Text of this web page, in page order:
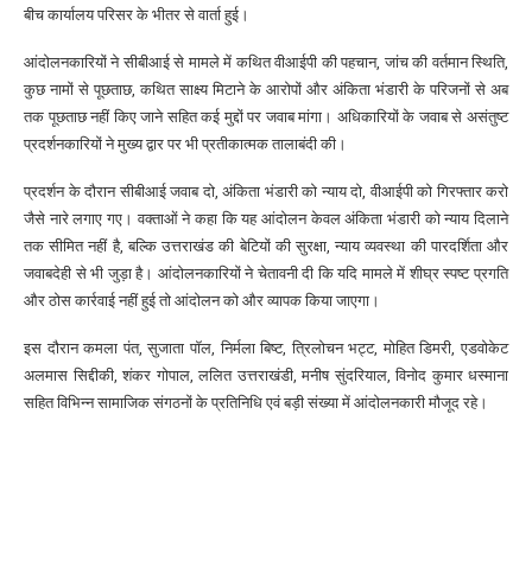
बीच कार्यालय परिसर के भीतर से वार्ता हुई।
आंदोलनकारियों ने सीबीआई से मामले में कथित वीआईपी की पहचान, जांच की वर्तमान स्थिति,
कुछ नामों से पूछताछ, कथित साक्ष्य मिटाने के आरोपों और अंकिता भंडारी के परिजनों से अब
तक पूछताछ नहीं किए जाने सहित कई मुद्दों पर जवाब मांगा। अधिकारियों के जवाब से असंतुष्ट
प्रदर्शनकारियों ने मुख्य द्वार पर भी प्रतीकात्मक तालाबंदी की।
प्रदर्शन के दौरान सीबीआई जवाब दो, अंकिता भंडारी को न्याय दो, वीआईपी को गिरफ्तार करो
जैसे नारे लगाए गए। वक्ताओं ने कहा कि यह आंदोलन केवल अंकिता भंडारी को न्याय दिलाने
तक सीमित नहीं है, बल्कि उत्तराखंड की बेटियों की सुरक्षा, न्याय व्यवस्था की पारदर्शिता और
जवाबदेही से भी जुड़ा है। आंदोलनकारियों ने चेतावनी दी कि यदि मामले में शीघ्र स्पष्ट प्रगति
और ठोस कार्रवाई नहीं हुई तो आंदोलन को और व्यापक किया जाएगा।
इस दौरान कमला पंत, सुजाता पॉल, निर्मला बिष्ट, त्रिलोचन भट्ट, मोहित डिमरी, एडवोकेट
अलमास सिद्दीकी, शंकर गोपाल, ललित उत्तराखंडी, मनीष सुंदरियाल, विनोद कुमार धस्माना
सहित विभिन्न सामाजिक संगठनों के प्रतिनिधि एवं बड़ी संख्या में आंदोलनकारी मौजूद रहे।